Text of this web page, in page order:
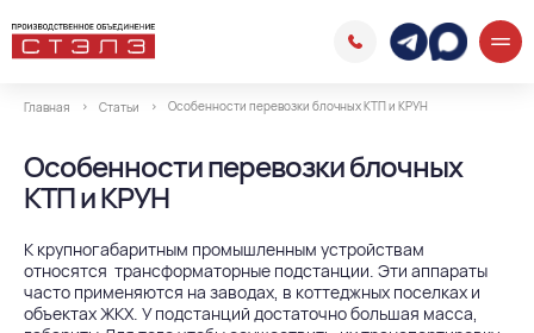
Главная Статьи Особенности перевозки блочных КТП и КРУН
Особенности перевозки блочных
КТП и КРУН
К крупногабаритным промышленным устройствам
относятся трансформаторные подстанции. Эти аппараты
часто применяются на заводах, в коттеджных поселках и
объектах ЖКХ. У подстанций достаточно большая масса,